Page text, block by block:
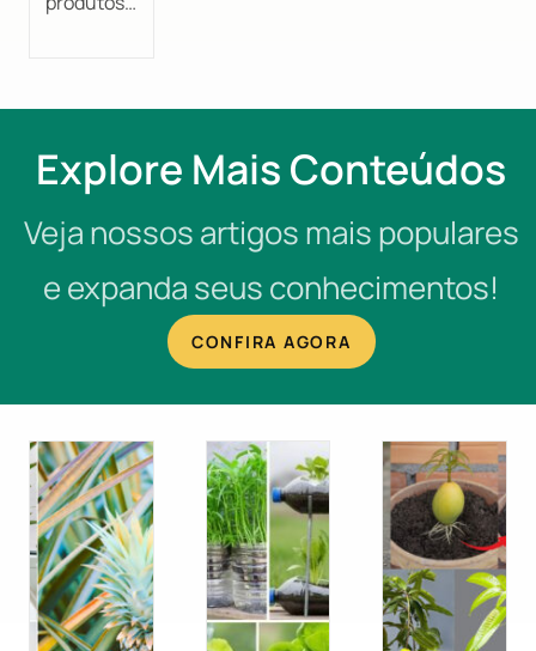
Explore Mais Conteúdos
Veja nossos artigos mais populares
e expanda seus conhecimentos!
CONFIRA AGORA